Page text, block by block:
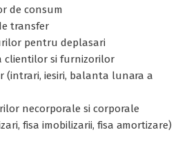
de consum
transfer
pentru deplasari
clientilor si furnizorilor
(intrari, iesiri, balanta lunara a
necorporale si corporale
fisa imobilizarii, fisa amortizare)